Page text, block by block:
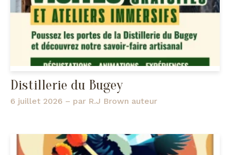
Distillerie du Bugey
6 juillet 2026 – par R.J Brown auteur